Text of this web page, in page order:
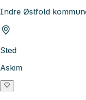
Indre Østfold
Sted
Askim